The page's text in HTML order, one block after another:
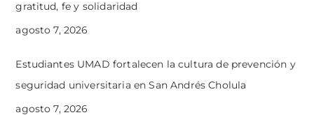
gratitud, fe y solidaridad
agosto 7, 2026
Estudiantes UMAD fortalecen la cultura de prevención y
seguridad universitaria en San Andrés Cholula
agosto 7, 2026